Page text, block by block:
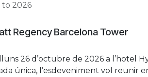
to 2026
Regency Barcelona Tower
26 d’octubre de 2026 a l’hotel
única, l’esdeveniment vol reunir